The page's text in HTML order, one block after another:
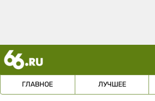
ГЛАВНОЕ ЛУЧШЕЕ